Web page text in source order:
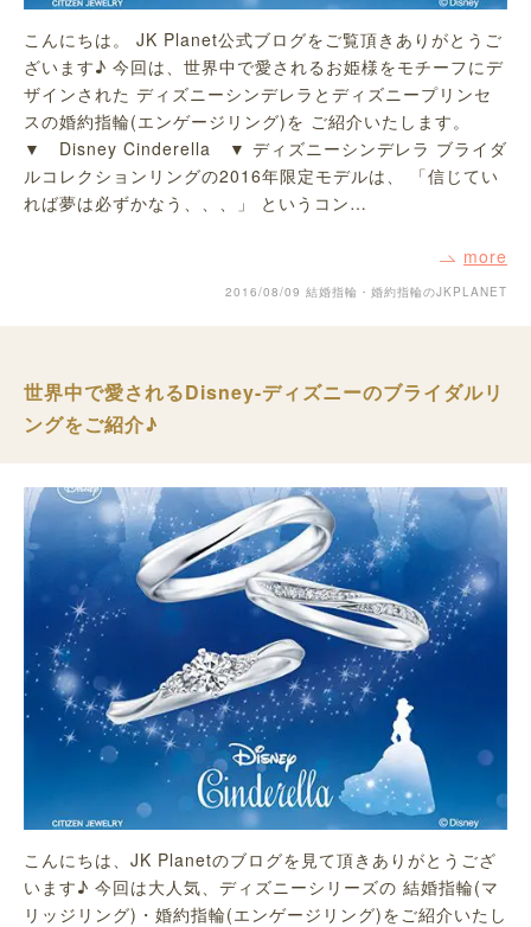
こんにちは。 JK Planet公式ブログをご覧頂きありがとうご
ざいます♪ 今回は、世界中で愛されるお姫様をモチーフにデ
ザインされた ディズニーシンデレラとディズニープリンセ
スの婚約指輪(エンゲージリング)を ご紹介いたします。
▼ Disney Cinderella ▼ ディズニーシンデレラ ブライダ
ルコレクションリングの2016年限定モデルは、 「信じてい
れば夢は必ずかなう、、、」 というコン…
more
2016/08/09 結婚指輪・婚約指輪のJKPLANET
世界中で愛されるDisney-ディズニーのブライダルリ
ングをご紹介♪
こんにちは、JK Planetのブログを見て頂きありがとうござ
います♪ 今回は大人気、ディズニーシリーズの 結婚指輪(マ
リッジリング)・婚約指輪(エンゲージリング)をご紹介いたし